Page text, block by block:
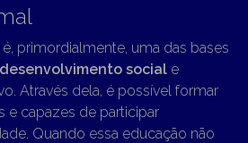
é, primordialmente, uma das bases
desenvolvimento social e
Através dela, é possível formar
e capazes de participar
Quando essa educação não